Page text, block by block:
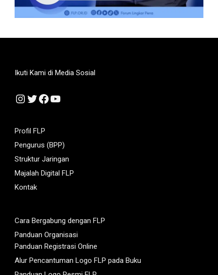
Ikuti Kami di Media Sosial
Instagram
Twitter
Facebook
YouTube
Profil FLP
Pengurus (BPP)
Struktur Jaringan
Majalah Digital FLP
Kontak
Cara Bergabung dengan FLP
Panduan Organisasi
Panduan Registrasi Online
Alur Pencantuman Logo FLP pada Buku